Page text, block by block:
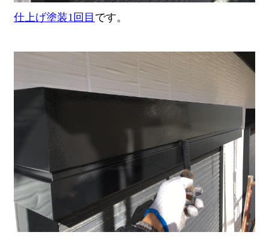
仕上げ塗装1回目 です。